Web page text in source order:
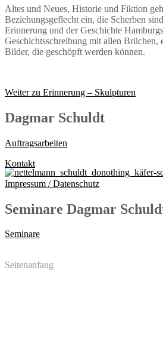
Altes und Neues, Historie und Fiktion
Beziehungsgeflecht ein, die Scherben
Erinnerung und der Geschichte
Geschichtsschreibung mit allen Brüchen,
Bilder, die geschöpft werden können.
Weiter zu Erinnerung – Skulpturen
Dagmar Schuldt
Auftragsarbeiten
Kontakt
Impressum / Datenschutz
Seminare Dagmar
Seminare
Seitenanfang